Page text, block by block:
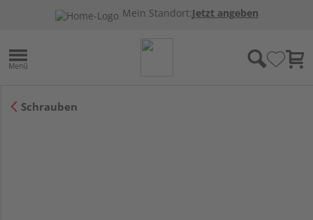
Mein Standort:Jetzt angeben
Schrauben